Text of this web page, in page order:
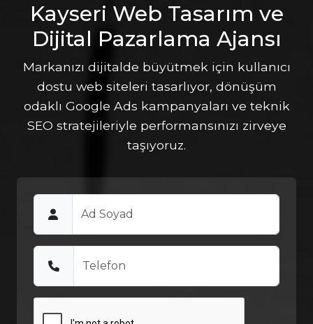
Kayseri Web Tasarım ve
Dijital Pazarlama Ajansı
Markanızı dijitalde büyütmek için kullanıcı
dostu web siteleri tasarlıyor, dönüşüm
odaklı Google Ads kampanyaları ve teknik
SEO stratejileriyle performansınızı zirveye
taşıyoruz.